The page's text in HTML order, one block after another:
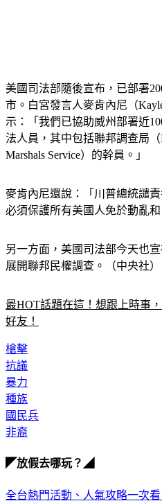
美國司法部隨後宣布，已部署
市。白宮發言人麥肯內尼（
示：「我們已協助威州部署近
法人員，其中包括聯邦調查局（
麥肯內尼還說：「川普總統譴
另一方面，美國司法部今天也
最HOT話題在這！想跟上時事
槍擊
抗議
暴力
種族
國民兵